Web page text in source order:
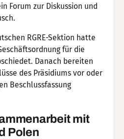
Forum zur Diskussion und
RGRE-Sektion hatte
für die
Danach bereiten
des Präsidiums vor oder
Beschlussfassung
mit
Polen